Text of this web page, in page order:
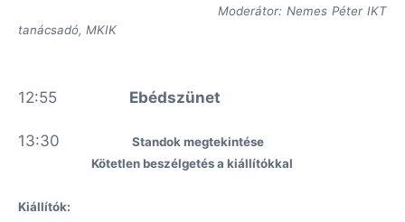
Moderátor:Nemes Péter IKT
tanácsadó, MKIK
12:55 Ebédszünet
13:30
Standok megtekintése
Kötetlen beszélgetés a kiállítókkal
Kiállítók: